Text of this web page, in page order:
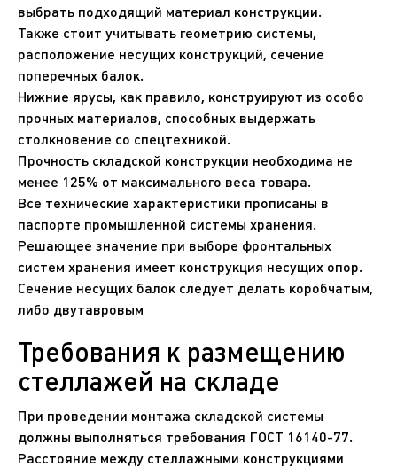
выбрать подходящий материал конструкции.
Также стоит учитывать геометрию системы,
расположение несущих конструкций, сечение
поперечных балок.
Нижние ярусы, как правило, конструируют из особо
прочных материалов, способных выдержать
столкновение со спецтехникой.
Прочность складской конструкции необходима не
менее 125% от максимального веса товара.
Все технические характеристики прописаны в
паспорте промышленной системы хранения.
Решающее значение при выборе фронтальных
систем хранения имеет конструкция несущих опор.
Сечение несущих балок следует делать коробчатым,
либо двутавровым
Требования к размещению
стеллажей на складе
При проведении монтажа складской системы
должны выполняться требования ГОСТ 16140-77.
Расстояние между стеллажными конструкциями